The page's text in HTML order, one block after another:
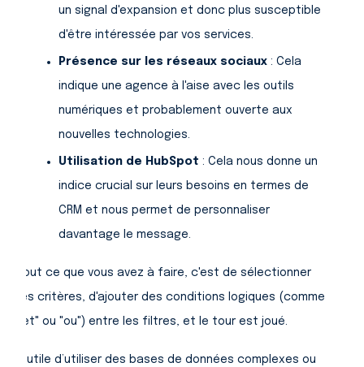
un signal d'expansion et donc plus susceptible
d'être intéressée par vos services.
Présence sur les réseaux sociaux : Cela
indique une agence à l'aise avec les outils
numériques et probablement ouverte aux
nouvelles technologies.
Utilisation de HubSpot : Cela nous donne un
indice crucial sur leurs besoins en termes de
CRM et nous permet de personnaliser
davantage le message.
Tout ce que vous avez à faire, c'est de sélectionner
les critères, d'ajouter des conditions logiques (comme
"et" ou "ou") entre les filtres, et le tour est joué.
Inutile d’utiliser des bases de données complexes ou